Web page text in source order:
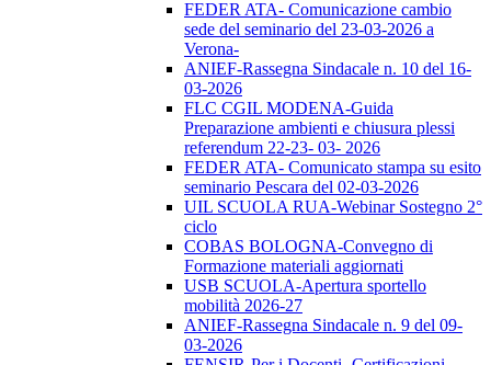
FEDER ATA- Comunicazione cambio
sede del seminario del 23-03-2026 a
Verona-
ANIEF-Rassegna Sindacale n. 10 del 16-
03-2026
FLC CGIL MODENA-Guida
Preparazione ambienti e chiusura plessi
referendum 22-23- 03- 2026
FEDER ATA- Comunicato stampa su esito
seminario Pescara del 02-03-2026
UIL SCUOLA RUA-Webinar Sostegno 2°
ciclo
COBAS BOLOGNA-Convegno di
Formazione materiali aggiornati
USB SCUOLA-Apertura sportello
mobilità 2026-27
ANIEF-Rassegna Sindacale n. 9 del 09-
03-2026